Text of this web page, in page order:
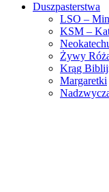
Duszpasterstwa
LSO –
KSM –
Żywy
Krąg
Margaretki